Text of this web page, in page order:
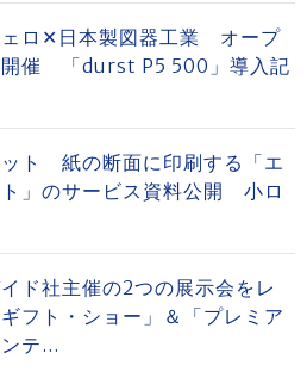
ェロ✕日本製図器工業 オープ
開催 「durst P5 500」導入記
ト 紙の断面に印刷する「エ
」のサービス資料公開 小ロ
ド社主催の2つの展示会をレ
フト・ショー」＆「プレミア
テ...